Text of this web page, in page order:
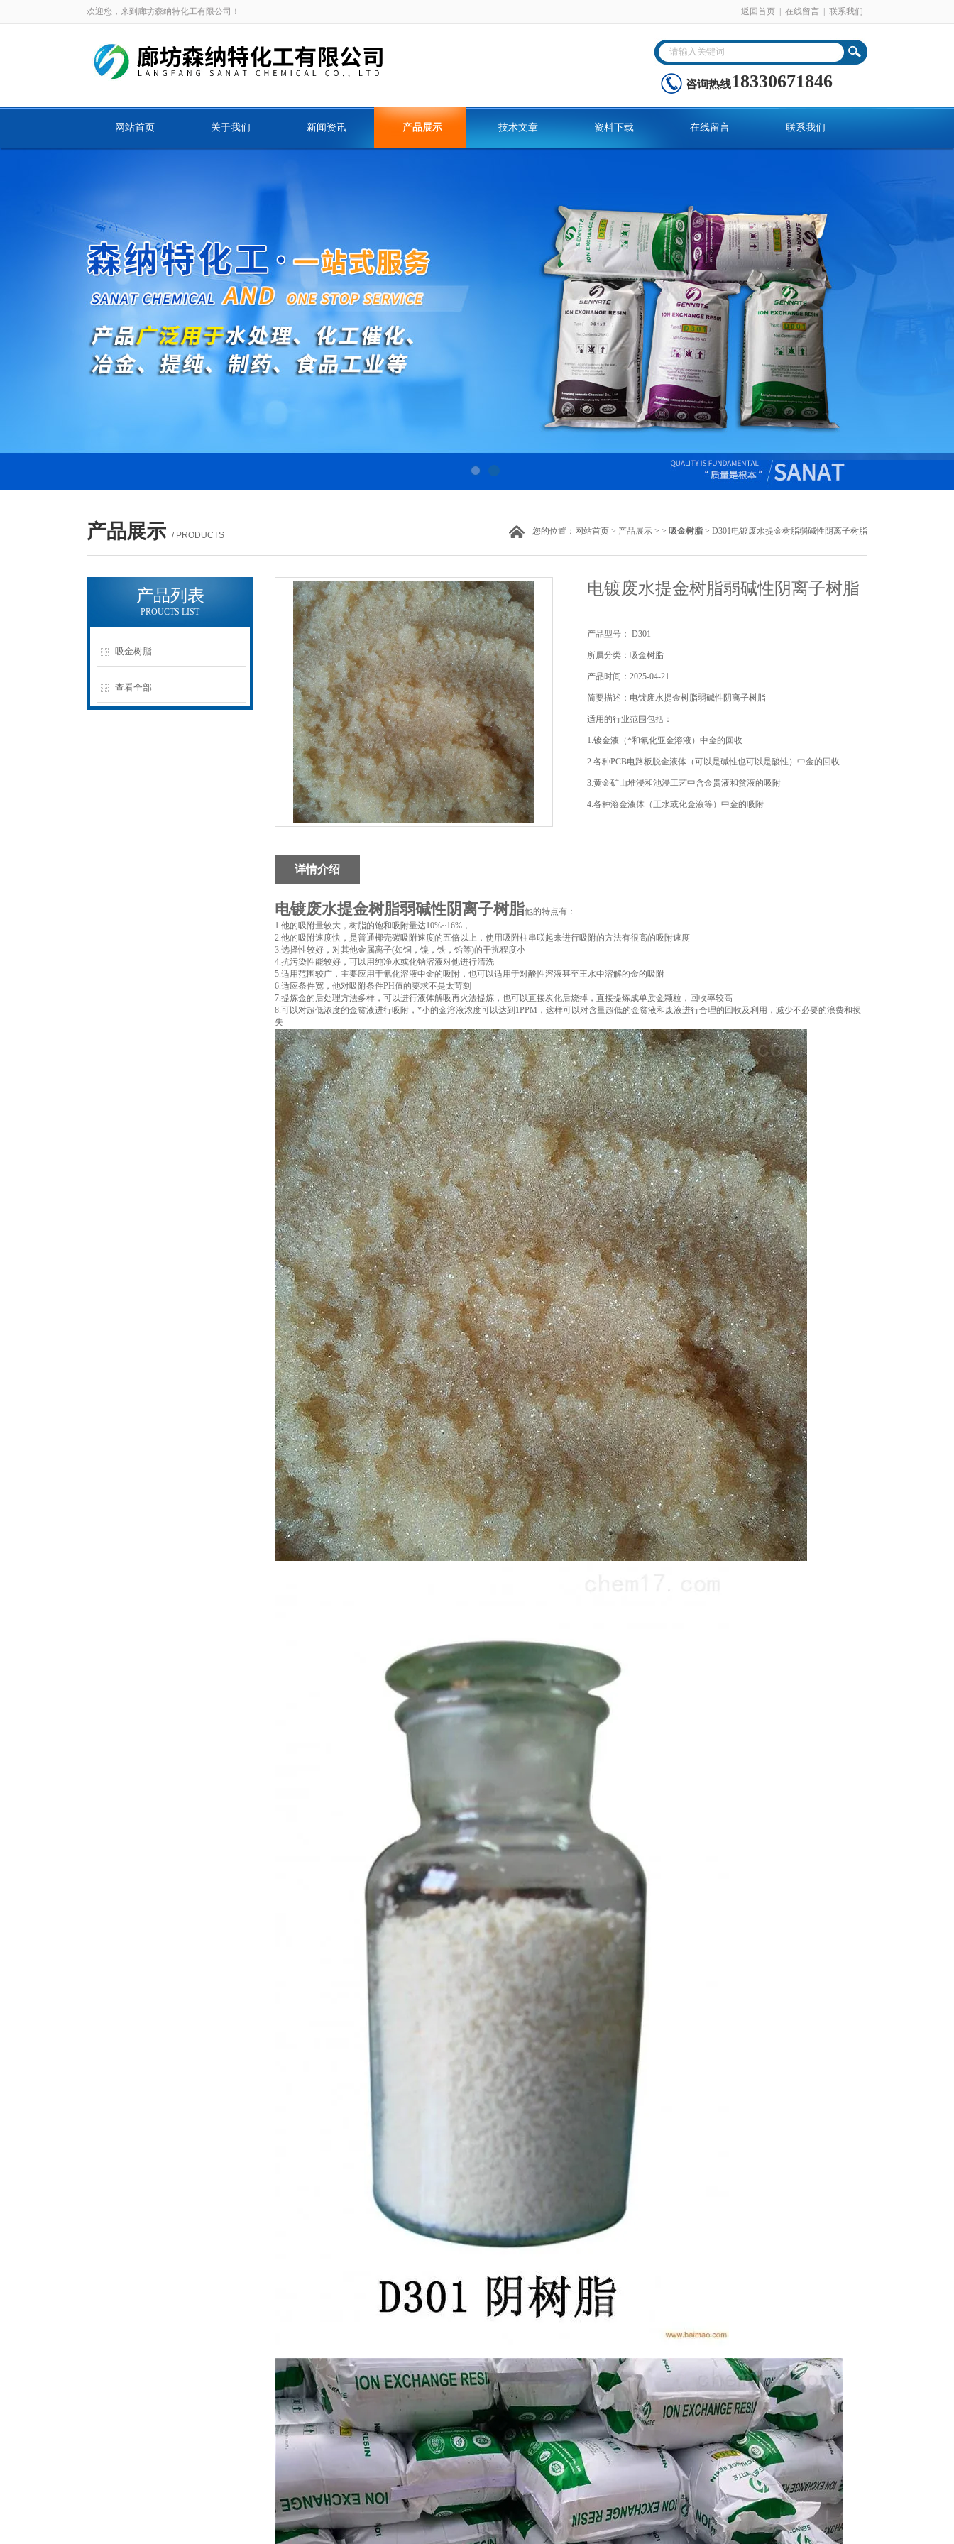
欢迎您，来到廊坊森纳特化工有限公司！ 返回首页 在线留言 联系我们
咨询热线18330671846
网站首页 关于我们 新闻资讯 产品展示 技术文章 资料下载 在线留言 联系我们
产品展示 / PRODUCTS 您的位置： 网站首页 > 产品展示 > > 吸金树脂 > D301电镀废水提金树脂弱碱性阴离子树脂
产品列表
PROUCTS LIST
吸金树脂
查看全部
电镀废水提金树脂弱碱性阴离子树脂
产品型号： D301
所属分类：吸金树脂
产品时间：2025-04-21
简要描述：电镀废水提金树脂弱碱性阴离子树脂
适用的行业范围包括：
1.镀金液（*和氰化亚金溶液）中金的回收
2.各种PCB电路板脱金液体（可以是碱性也可以是酸性）中金的回收
3.黄金矿山堆浸和池浸工艺中含金贵液和贫液的吸附
4.各种溶金液体（王水或化金液等）中金的吸附
详情介绍
电镀废水提金树脂弱碱性阴离子树脂他的特点有：
1.他的吸附量较大，树脂的饱和吸附量达10%~16%，
2.他的吸附速度快，是普通椰壳碳吸附速度的五倍以上，使用吸附柱串联起来进行吸附的方法有很高的吸附速度
3.选择性较好，对其他金属离子(如铜，镍，铁，铅等)的干扰程度小
4.抗污染性能较好，可以用纯净水或化钠溶液对他进行清洗
5.适用范围较广，主要应用于氰化溶液中金的吸附，也可以适用于对酸性溶液甚至王水中溶解的金的吸附
6.适应条件宽，他对吸附条件PH值的要求不是太苛刻
7.提炼金的后处理方法多样，可以进行液体解吸再火法提炼，也可以直接炭化后烧掉，直接提炼成单质金颗粒，回收率较高
8.可以对超低浓度的金贫液进行吸附，*小的金溶液浓度可以达到1PPM，这样可以对含量超低的金贫液和废液进行合理的回收及利用，减少不必要的浪费和损
失